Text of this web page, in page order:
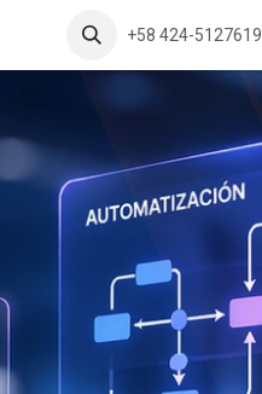
+58 424-5127619